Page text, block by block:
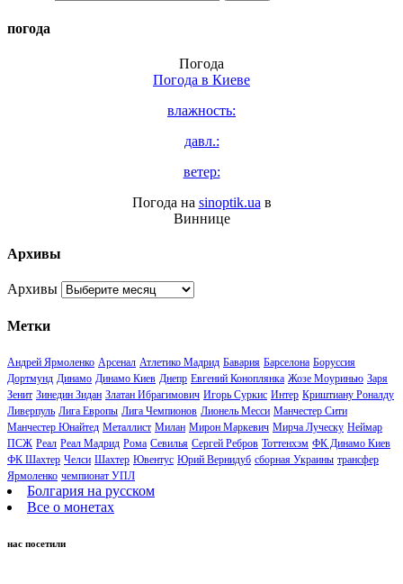
погода
Погода
Погода в Киеве
влажность:
давл.:
ветер:
Погода на sinoptik.ua в
Виннице
Архивы
Архивы
Метки
Андрей Ярмоленко Арсенал Атлетико Мадрид Бавария Барселона Боруссия
Дортмунд Динамо Динамо Киев Днепр Евгений Коноплянка Жозе Моуринью Заря
Зенит Зинедин Зидан Златан Ибрагимович Игорь Суркис Интер Криштиану Роналду
Ливерпуль Лига Европы Лига Чемпионов Лионель Месси Манчестер Сити
Манчестер Юнайтед Металлист Милан Мирон Маркевич Мирча Луческу Неймар
ПСЖ Реал Реал Мадрид Рома Севилья Сергей Ребров Тоттенхэм ФК Динамо Киев
ФК Шахтер Челси Шахтер Ювентус Юрий Вернидуб сборная Украины трансфер
Ярмоленко чемпионат УПЛ
Болгария на русском
Все о монетах
нас посетили